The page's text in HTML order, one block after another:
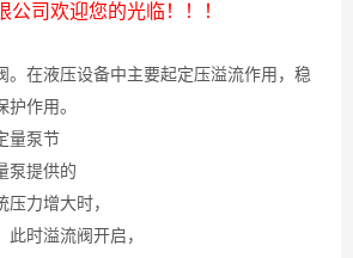
公司欢迎您的光临！！！
。在液压设备中主要起定压溢流作用，稳
作用。
量泵节
泵提供的
力增大时，
时溢流阀开启，